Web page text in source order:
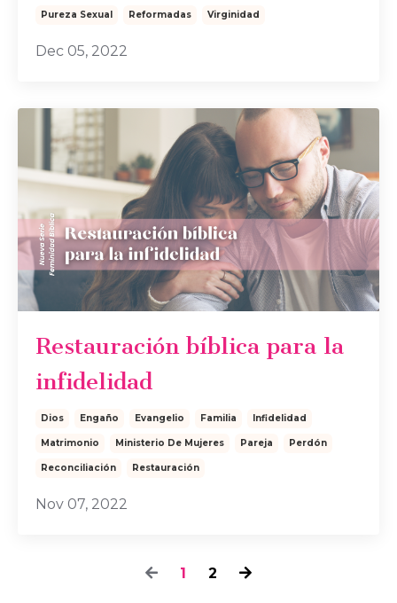
Pureza Sexual Reformadas Virginidad
Dec 05, 2022
Restauración bíblica para la
infidelidad
Dios Engaño Evangelio Familia Infidelidad
Matrimonio Ministerio De Mujeres Pareja Perdón
Reconciliación Restauración
Nov 07, 2022
1 2